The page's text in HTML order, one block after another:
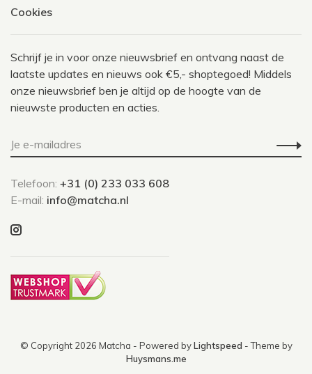
Cookies
Schrijf je in voor onze nieuwsbrief en ontvang naast de
laatste updates en nieuws ook €5,- shoptegoed! Middels
onze nieuwsbrief ben je altijd op de hoogte van de
nieuwste producten en acties.
Telefoon: +31 (0) 233 033 608
E-mail: info@matcha.nl
© Copyright 2026 Matcha - Powered byLightspeed - Theme by
Huysmans.me